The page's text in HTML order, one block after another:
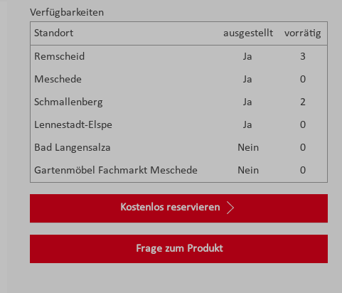
Verfügbarkeiten
Standort
ausgestellt vorrätig
Remscheid Ja
3
Meschede
Ja
0
Schmallenberg
Ja
2
Lennestadt-Elspe
Ja
0
Bad Langensalza
Nein
0
Gartenmöbel Fachmarkt Meschede
Nein 0
Kostenlos reservieren
Frage zum Produkt